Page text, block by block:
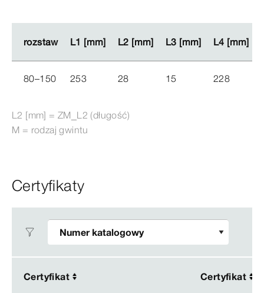
rozstaw L1 [mm] L2 [mm] L3 [mm] L4 [mm]
rozstaw L1 [mm] L2 [mm] L3 [mm] L4 [mm]
80–150 253 28 15 228
L2 [mm] = ZM_L2 (długość)
M = rodzaj gwintu
Certyfikaty
Certyfikat Certyfikat
Certyfikat Certyfikat